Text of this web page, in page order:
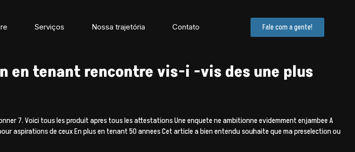
Serviços Nossa trajetória Contato Fale com a gente!
en tenant rencontre vis-i -vis des une plus
7. Voici tous les produit apres tous les attestations Une enquete ne ambitionne evidemment enjambee A
aspirations de ceux En plus en tenant 50 annees Cet article a bien entendu souhaite que ma preselection ou